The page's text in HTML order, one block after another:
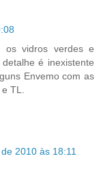
os vidros verdes e
é inexistente
Envemo com as
TL.
2010 às 18:11